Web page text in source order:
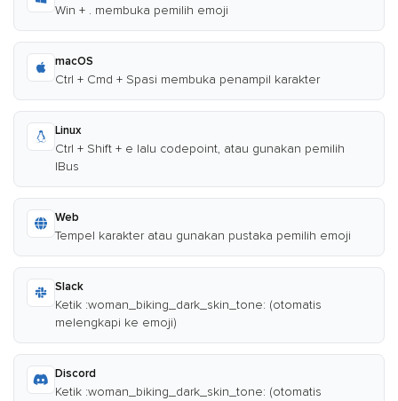
Win + . membuka pemilih emoji
macOS
Ctrl + Cmd + Spasi membuka penampil karakter
Linux
Ctrl + Shift + e lalu codepoint, atau gunakan pemilih
IBus
Web
Tempel karakter atau gunakan pustaka pemilih emoji
Slack
Ketik :woman_biking_dark_skin_tone: (otomatis
melengkapi ke emoji)
Discord
Ketik :woman_biking_dark_skin_tone: (otomatis